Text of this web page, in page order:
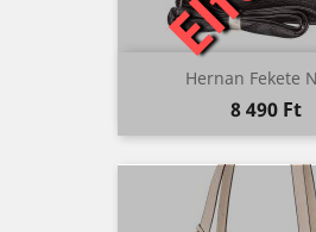
Hernan Fekete
Ár
8 490 Ft